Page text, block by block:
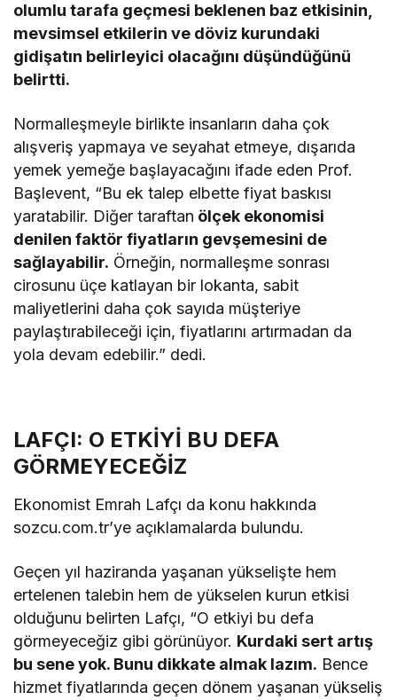
olumlu tarafa geçmesi beklenen baz etkisinin,
mevsimsel etkilerin ve döviz kurundaki
gidişatın belirleyici olacağını düşündüğünü
belirtti.
Normalleşmeyle birlikte insanların daha çok
alışveriş yapmaya ve seyahat etmeye, dışarıda
yemek yemeğe başlayacağını ifade eden Prof.
Başlevent, “Bu ek talep elbette fiyat baskısı
yaratabilir. Diğer taraftan ölçek ekonomisi
denilen faktör fiyatların gevşemesini de
sağlayabilir. Örneğin, normalleşme sonrası
cirosunu üçe katlayan bir lokanta, sabit
maliyetlerini daha çok sayıda müşteriye
paylaştırabileceği için, fiyatlarını artırmadan da
yola devam edebilir.” dedi.
LAFÇI: O ETKİYİ BU DEFA
GÖRMEYECEĞİZ
Ekonomist Emrah Lafçı da konu hakkında
sozcu.com.tr’ye açıklamalarda bulundu.
Geçen yıl haziranda yaşanan yükselişte hem
ertelenen talebin hem de yükselen kurun etkisi
olduğunu belirten Lafçı, “O etkiyi bu defa
görmeyeceğiz gibi görünüyor. Kurdaki sert artış
bu sene yok. Bunu dikkate almak lazım. Bence
hizmet fiyatlarında geçen dönem yaşanan yükseliş